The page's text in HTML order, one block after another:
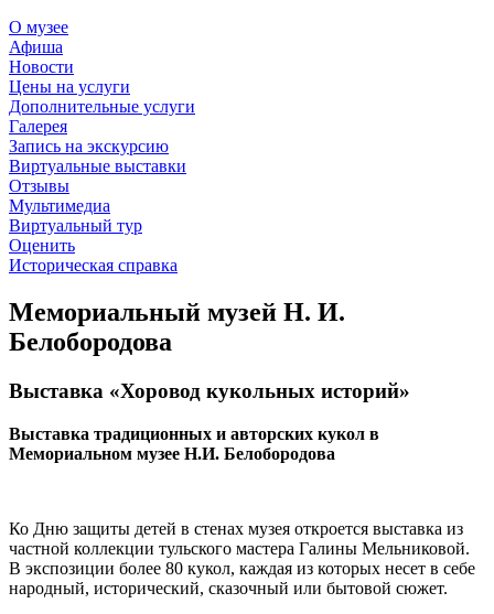
О музее
Афиша
Новости
Цены на услуги
Дополнительные услуги
Галерея
Запись на экскурсию
Виртуальные выставки
Отзывы
Мультимедиа
Виртуальный тур
Оценить
Историческая справка
Мемориальный музей Н. И.
Белобородова
Выставка «Хоровод кукольных историй»
Выставка традиционных и авторских кукол в
Мемориальном музее Н.И. Белобородова
Ко Дню защиты детей в стенах музея откроется выставка из
частной коллекции тульского мастера Галины Мельниковой.
В экспозиции более 80 кукол, каждая из которых несет в себе
народный, исторический, сказочный или бытовой сюжет.